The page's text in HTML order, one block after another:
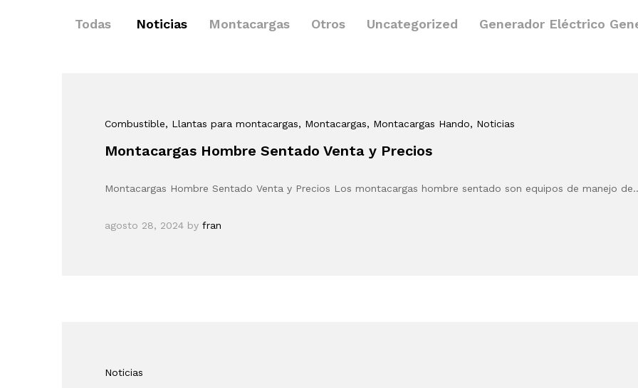
Todas Noticias Montacargas Otros Uncategorized Generador Eléctrico
Combustible, Llantas para montacargas, Montacargas, Montacargas Hando, Noticias
Montacargas Hombre Sentado Venta y Precios
Montacargas Hombre Sentado Venta y Precios Los montacargas hombre sentado son equipos de manejo
agosto 28, 2024 by fran
Noticias